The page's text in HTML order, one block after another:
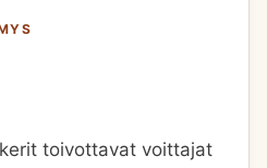
toivottavat voittajat